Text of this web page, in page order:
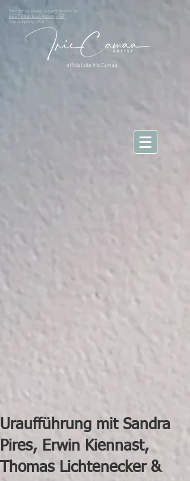
official site Iris Camaa
Two times Music Award Winner for
BEST R&B/Soul Album + EP
Los Angeles, USA
Uraufführung mit Sandra
Pires, Erwin Kiennast,
Thomas Lichtenecker &